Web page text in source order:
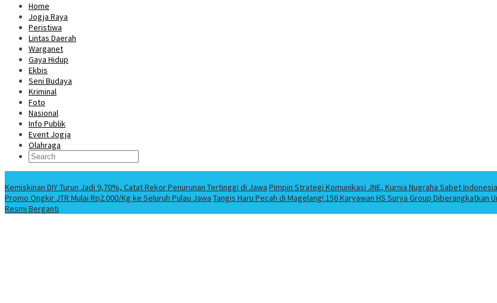
Home
Jogja Raya
Peristiwa
Lintas Daerah
Warganet
Gaya Hidup
Ekbis
Seni Budaya
Kriminal
Foto
Nasional
Info Publik
Event Jogja
Olahraga
Kemiskinan DIY Turun Jadi 9,70%, Catat Rekor Penurunan Tertinggi di Jawa Pimpin Strategi Komunikasi JNE, Kurnia Nugraha Sabet
Promo Ongkir JTR Mulai Rp2.000/Kg ke Seluruh Pulau Jawa Tangis Haru Pecah di Magelang! 156 Karyawan HS Surya Group Diberangkatkan
Resmi Berganti